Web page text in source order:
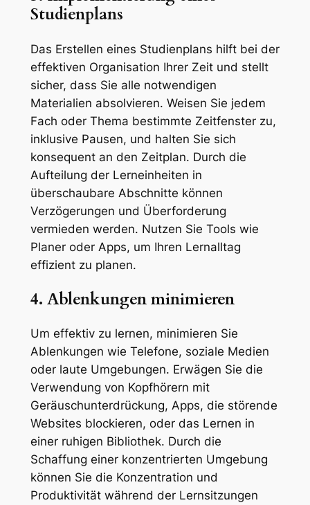
Studienplans
Das Erstellen eines Studienplans hilft bei der
effektiven Organisation Ihrer Zeit und stellt
sicher, dass Sie alle notwendigen
Materialien absolvieren. Weisen Sie jedem
Fach oder Thema bestimmte Zeitfenster zu,
inklusive Pausen, und halten Sie sich
konsequent an den Zeitplan. Durch die
Aufteilung der Lerneinheiten in
überschaubare Abschnitte können
Verzögerungen und Überforderung
vermieden werden. Nutzen Sie Tools wie
Planer oder Apps, um Ihren Lernalltag
effizient zu planen.
4. Ablenkungen minimieren
Um effektiv zu lernen, minimieren Sie
Ablenkungen wie Telefone, soziale Medien
oder laute Umgebungen. Erwägen Sie die
Verwendung von Kopfhörern mit
Geräuschunterdrückung, Apps, die störende
Websites blockieren, oder das Lernen in
einer ruhigen Bibliothek. Durch die
Schaffung einer konzentrierten Umgebung
können Sie die Konzentration und
Produktivität während der Lernsitzungen